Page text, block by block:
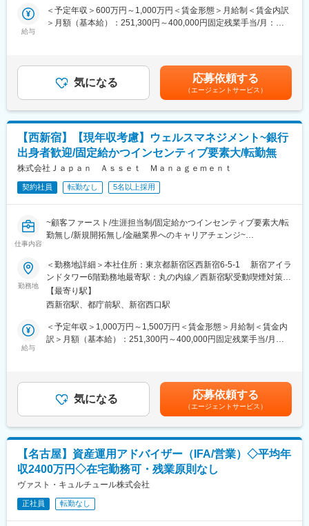
ビジネス会計人クラブに所属しているので、異業種交流会に参加
しネットワーク構築の機会を得ることができます。
客様の経済的なゴールに向かって伴走させていただくのはもちろ
ん、お金には換えられない体験や喜びを味わっていただける場を
提供できるように寄り添っています。
・大切なお子様やお孫様により豊かな教育環境を整え、その機会
を与えてあげたいというお客様の想いを実現するべくスイスボー
ディングスクールと連携しています。
変更の範囲：会社の定める業務
●自分自身で目標を決め業務を遂行
目標は会社が設定することなく期初に上司と相談の上、個人で設
に反映される制度を採用。
※月収30万円の営業担当と月収50万円の担当が一定期間で仮に
1,000万円売り上げた場合インセンティブ含めた給与は両者とも同
■業務内容
ＩＦＡ (Indepenndent Financial Advisor)法人という独立した立場
でお客様にとって最適なプランをご提案頂きます。提案内容は証
券だけでなく損害保険、生命保険、国内外不動産と幅広いソリュ
ーションを用意し、資産運用だけでなくタックスマネジメントや
相続相談、事業承継ニーズ等のお客様の様々なニーズに対応。
短期的な金融商品の売買に終始するのではなく、二世代三世代に
わたってお客様をご担当頂きます。
■企業魅力
いうアドバイザーがつく一任運用サービスを開始し、手数料も業
界最低水準の1％と他社に先駆けて高度なサービスを展開。また、
直近ではNECと資本提携をし、ますます事業拡大中です。今後、
富裕層中心のアプローチのみならず、経営層である20代～30代に
変更の範囲：会社の定める業務
給与
＜予定年収＞600万円～1,000万円＜賃金形態＞月給制＜賃金内訳
＞月額（基本給）：251,300円～400,000円固定残業手当/月：
賞与実績:業績に応じて支給■給与備考：想定年収上限額はインセ
ンティブ含めた想定金額です。賞与は売り上げに応じて支給。基
本給＋賞与＋インセンティブのため給与も安定しております賃金
はあくまでも目安の金額であり、選考を通じて上下する可能性が
あります。月給(月額)は固定手当を含めた表記です。
気になる 応募依頼する
（エージェントサービス）
【西新宿】【現年収考慮】ウェルスマネジメント~銀行
出身者歓迎/固定給かつインセンティブ要素大/転勤無
株式会社Ｊａｐａｎ Ａｓｓｅｔ Ｍａｎａｇｅｍｅｎｔ
契約社員 転勤なし 5名以上採用
仕事内容
~顧客ファースト/生涯担当制/固定給かつインセンティブ要素大/転
勤無し/新規開拓無し/金融業界へのキャリアチェンジ~
●生涯担当制
「顧客ファースト」を第一に顧客継続率99％を維持。既存のルー
ルや常識にとらわれず、お客様の生涯に寄り添い最善の提案を追
求。
●自分自身で目標を決め業務を遂行
目標は会社が設定することなく期初に上司と相談の上、個人で設
に反映される制度を採用。
※月収30万円の営業担当と月収50万円の担当が一定期間で仮に
1,000万円売り上げた場合インセンティブ含めた給与は両者とも同
■業務内容
ＩＦＡ (Indepenndent Financial Advisor)法人という独立した立場
でお客様にとって最適なプランをご提案頂きます。提案内容は証
券だけでなく損害保険、生命保険、国内外不動産と幅広いソリュ
ーションを用意し、資産運用だけでなくタックスマネジメントや
相続相談、事業承継ニーズ等のお客様の様々なニーズに対応。
短期的な金融商品の売買に終始するのではなく、二世代三世代に
勤務地
＜勤務地詳細＞本社住所：東京都新宿区西新宿6-5-1 新宿アイラ
ンドタワー6階勤務地最寄駅：丸の内線／西新宿駅受動喫煙対策：
屋内全面禁煙変更の範囲：本文参照
【最寄り駅】
西新宿駅、都庁前駅、新宿西口駅
給与
＜予定年収＞1,000万円～1,500万円＜賃金形態＞月給制＜賃金内
訳＞月額（基本給）：251,300円～400,000円固定残業手当/月：
賞与実績:業績に応じて支給■給与備考：想定年収上限額はインセ
ンティブ含めた想定金額です。賞与は売り上げに応じて支給。基
本給＋賞与＋インセンティブのため給与も安定しております賃金
はあくまでも目安の金額であり、選考を通じて上下する可能性が
あります。月給(月額)は固定手当を含めた表記です。
気になる 応募依頼する
（エージェントサービス）
【名古屋】資産運用アドバイザー（IFA/営業）◇平均年
収2400万円◇在宅勤務可・残業原則なし
ヴァスト・キュルチュール株式会社
正社員 転勤なし